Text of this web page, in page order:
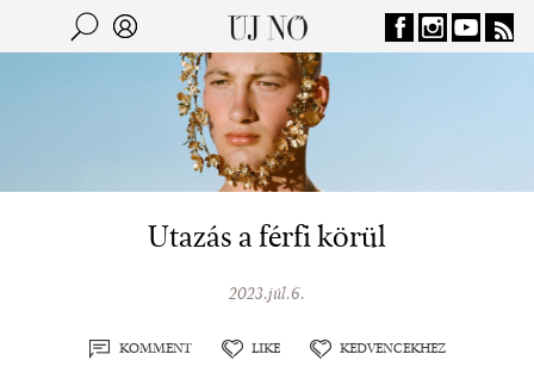
Jump to navigation
Kereső
Utazás a férfi körül
2023.júl.6.
KOMMENT LIKE KEDVENCEKHEZ